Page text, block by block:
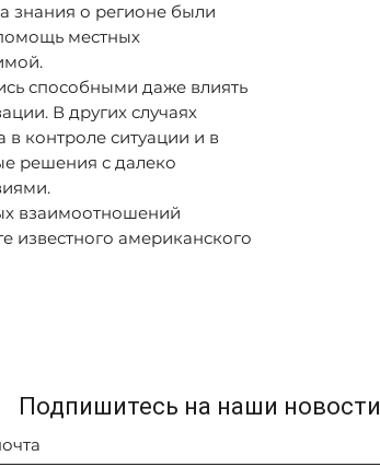
знания о регионе были
местных
способными даже влиять
В других случаях
контроле ситуации и в
решения с далеко
взаимоотношений
известного американского
Подпишитесь на наши новости